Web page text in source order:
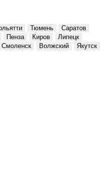
Тюмень
Саратов
Пенза Киров
Липецк
Смоленск Волжский
Якутск